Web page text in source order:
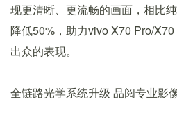
现更清晰、更流畅的画面，相比
降低50%，助力vivo X70 Pro/
出众的表现。
全链路光学系统升级 品阅专业影